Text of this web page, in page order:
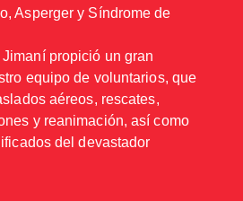
Asperger y Síndrome de
propició un gran
equipo de voluntarios, que
aéreos, rescates,
y reanimación, así como
del devastador